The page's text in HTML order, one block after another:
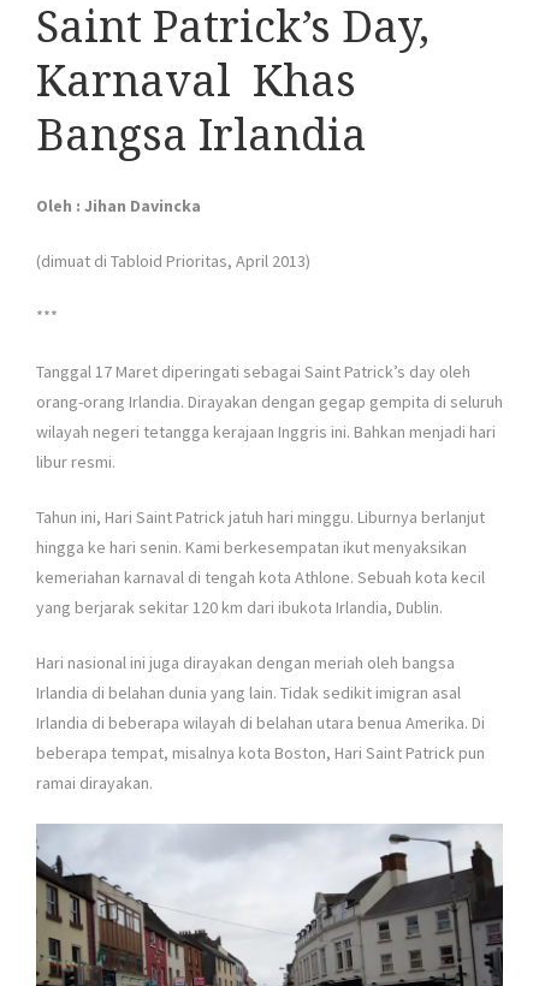
Saint Patrick’s Day,
Karnaval Khas
Bangsa Irlandia
Oleh : Jihan Davincka
(dimuat di Tabloid Prioritas, April 2013)
***
Tanggal 17 Maret diperingati sebagai Saint Patrick’s day oleh
orang-orang Irlandia. Dirayakan dengan gegap gempita di seluruh
wilayah negeri tetangga kerajaan Inggris ini. Bahkan menjadi hari
libur resmi.
Tahun ini, Hari Saint Patrick jatuh hari minggu. Liburnya berlanjut
hingga ke hari senin. Kami berkesempatan ikut menyaksikan
kemeriahan karnaval di tengah kota Athlone. Sebuah kota kecil
yang berjarak sekitar 120 km dari ibukota Irlandia, Dublin.
Hari nasional ini juga dirayakan dengan meriah oleh bangsa
Irlandia di belahan dunia yang lain. Tidak sedikit imigran asal
Irlandia di beberapa wilayah di belahan utara benua Amerika. Di
beberapa tempat, misalnya kota Boston, Hari Saint Patrick pun
ramai dirayakan.